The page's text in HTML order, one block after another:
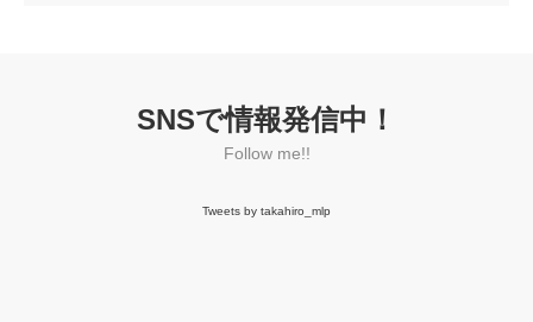
SNSで情報発信中！
Follow me!!
Tweets by takahiro_mlp